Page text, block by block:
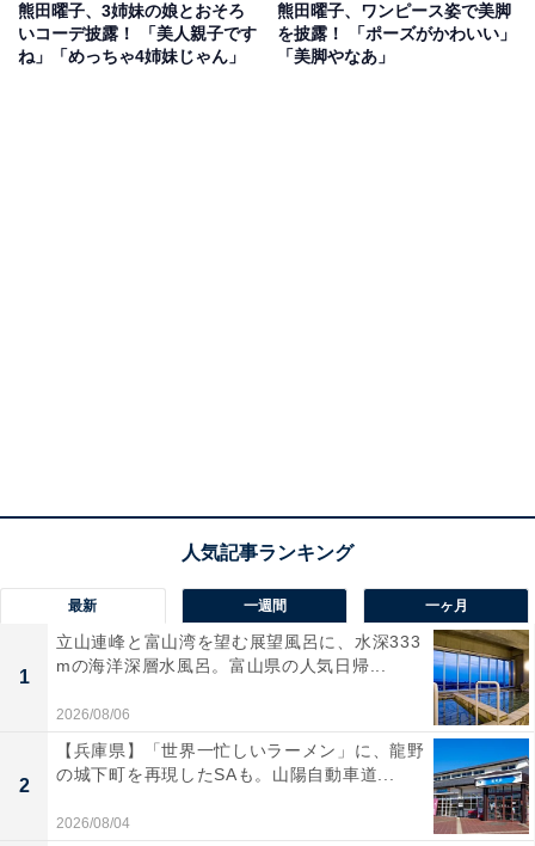
熊田曜子、3姉妹の娘とおそろ
いコーデ披露！ 「美人親子です
ね」「めっちゃ4姉妹じゃん」
熊田曜子、ワンピース姿で美脚
を披露！ 「ポーズがかわいい」
「美脚やなあ」
最新 一週間 一ヶ月
1
立山連峰と富山湾を望む展望風呂に、水深333
mの海洋深層水風呂。富山県の人気日帰...
2026/08/06
2
【兵庫県】「世界一忙しいラーメン」に、龍野
の城下町を再現したSAも。山陽自動車道...
2026/08/04